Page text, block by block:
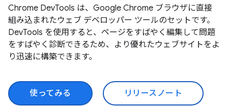
Chrome DevTools は、Google Chrome ブラウザに直接
組み込まれたウェブ デベロッパー ツールのセットです。
DevTools を使用すると、ページをすばやく編集して問題
をすばやく診断できるため、より優れたウェブサイトをよ
り迅速に構築できます。
使ってみる リリースノート